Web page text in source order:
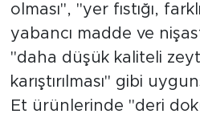
olması", "yer fıstığı,
yabancı madde ve
"daha düşük kaliteli
karıştırılması" gibi
Et ürünlerinde "deri